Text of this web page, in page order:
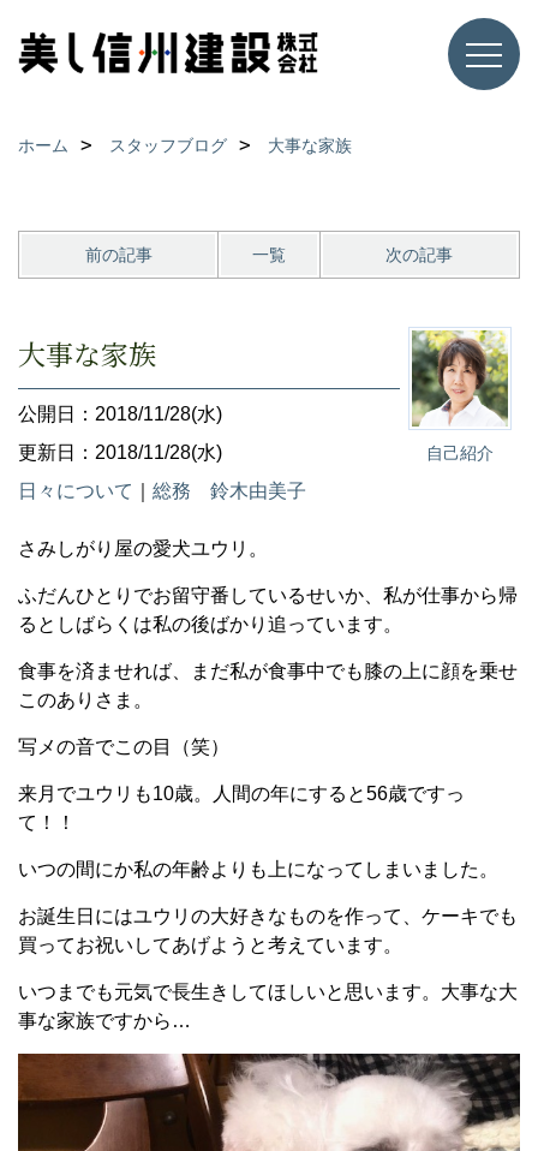
ホーム スタッフブログ 大事な家族
前の記事 一覧 次の記事
自己紹介
大事な家族
公開日：2018/11/28(水)
更新日：2018/11/28(水)
日々について
総務 鈴木由美子
さみしがり屋の愛犬ユウリ。
ふだんひとりでお留守番しているせいか、私が仕事から帰
るとしばらくは私の後ばかり追っています。
食事を済ませれば、まだ私が食事中でも膝の上に顔を乗せ
このありさま。
写メの音でこの目（笑）
来月でユウリも10歳。人間の年にすると56歳ですっ
て！！
いつの間にか私の年齢よりも上になってしまいました。
お誕生日にはユウリの大好きなものを作って、ケーキでも
買ってお祝いしてあげようと考えています。
いつまでも元気で長生きしてほしいと思います。大事な大
事な家族ですから…